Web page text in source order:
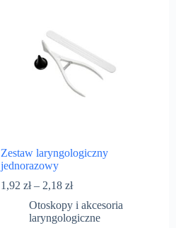
Zestaw laryngologiczny
jednorazowy
1,92 zł – 2,18 zł
Otoskopy i akcesoria
laryngologiczne